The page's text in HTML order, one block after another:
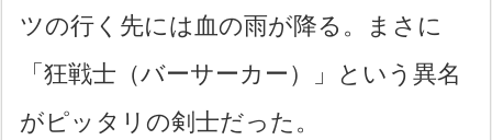
ツの行く先には血の雨が降る。まさに
「狂戦士（バーサーカー）」という異名
がピッタリの剣士だった。